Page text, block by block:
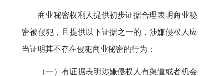
商业秘密权利人提供初步证据合理表明商业秘
密被侵犯 ， 且提供以下证据之一的，涉嫌侵权人应
当证明其不存在侵犯商业秘密的行为：
（一）有证据表明涉嫌侵权人有渠道或者机会